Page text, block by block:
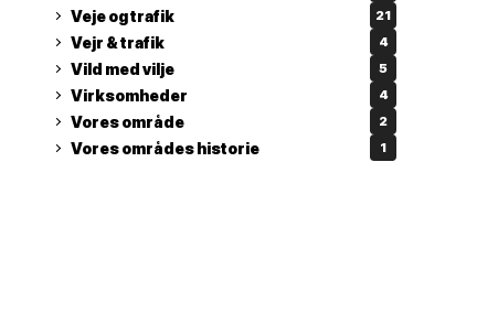
Veje og trafik 21
Vejr & trafik 4
Vild med vilje 5
Virksomheder 4
Vores område 2
Vores områdes historie 1